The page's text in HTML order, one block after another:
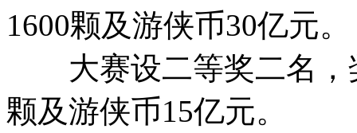
1600颗及游侠币30亿元。
大赛设二等奖二名，
颗及游侠币15亿元。